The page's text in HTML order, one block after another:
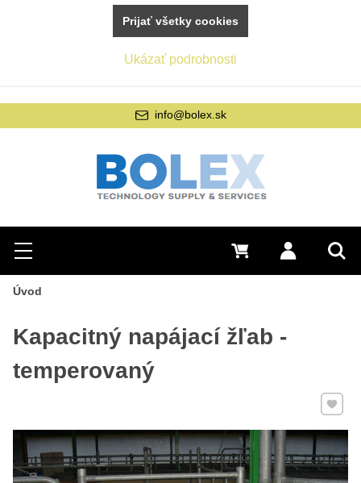
Hľadať
Menu Prihlásiť sa
0 €
info@bolex.sk
Úvod
Kapacitný napájací žľab -
temperovaný
Pridať
Ukázať podrobnosti
Prijať všetky cookies